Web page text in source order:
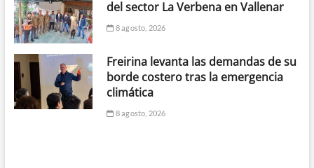
del sector La Verbena en Vallenar
8 agosto, 2026
Freirina levanta las demandas de su
borde costero tras la emergencia
climática
8 agosto, 2026